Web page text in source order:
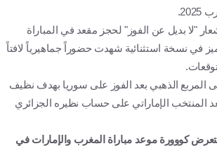
"لا بديل عن الفوز" لحجز مقعد في المباراة
في نسخة استثنائية شهدت حضوراً جماهيرياً لافتاً
المربع الذهبي بعد الفوز على سوريا بهدف نظيف
المنتخب الإماراتي على حساب نظيره الجزائري
كووورة موعد مباراة المغرب والإمارات في